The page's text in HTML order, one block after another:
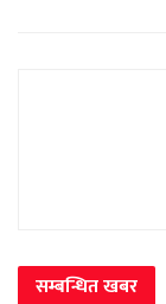
सम्बन्धितखबर